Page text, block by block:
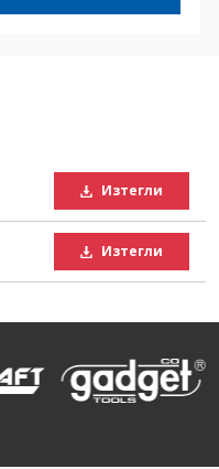
Изтегли
Изтегли